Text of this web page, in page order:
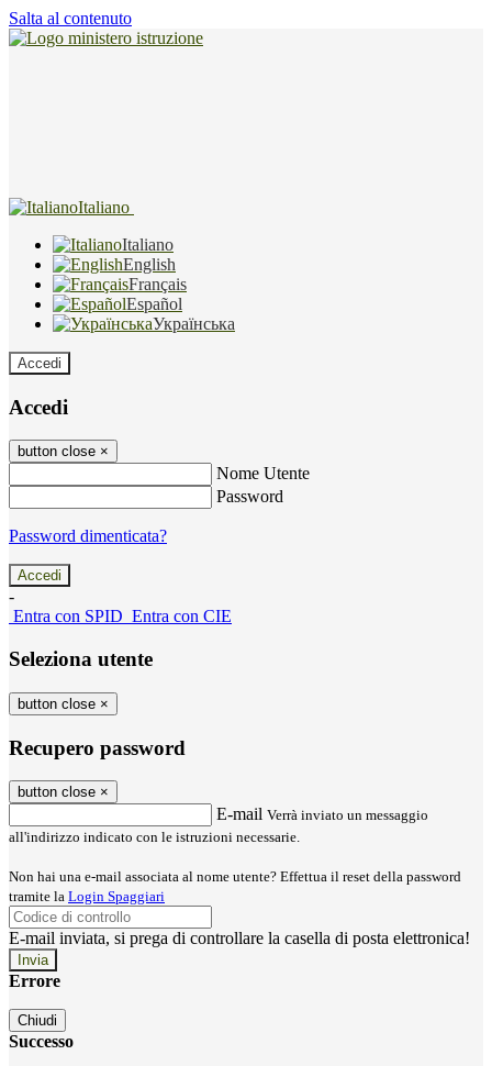
Salta al contenuto
Italiano
Italiano
English
Français
Español
Українська
Accedi
Accedi
button close ×
Nome Utente
Password
Password dimenticata?
-
Entra con SPID Entra con CIE
Seleziona utente
button close ×
Recupero password
button close ×
E-mail Verrà inviato un messaggio
all'indirizzo indicato con le istruzioni necessarie.
Non hai una e-mail associata al nome utente? Effettua il reset della password
tramite la Login Spaggiari
E-mail inviata, si prega di controllare la casella di posta elettronica!
Errore
Chiudi
Successo